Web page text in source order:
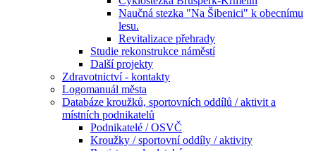
Naučná stezka "Na Šibenici" k obecnímu
lesu.
Revitalizace přehrady
Studie rekonstrukce náměstí
Další projekty
Zdravotnictví - kontakty
Logomanuál města
Databáze kroužků, sportovních oddílů / aktivit a
místních podnikatelů
Podnikatelé / OSVČ
Kroužky / sportovní oddíly / aktivity